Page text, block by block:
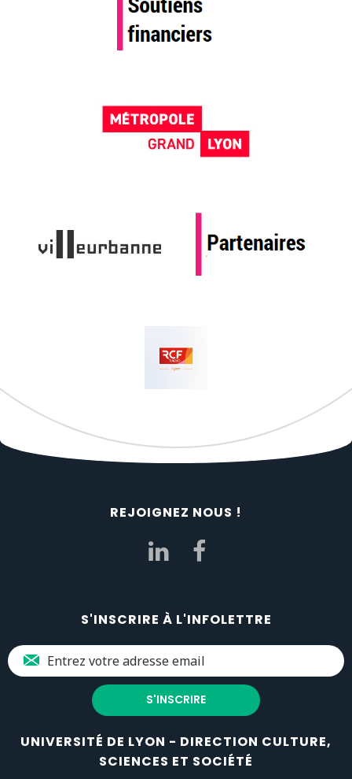
REJOIGNEZ NOUS !
S'INSCRIRE À L'INFOLETTRE
UNIVERSITÉ DE LYON - DIRECTION CULTURE,
SCIENCES ET SOCIÉTÉ